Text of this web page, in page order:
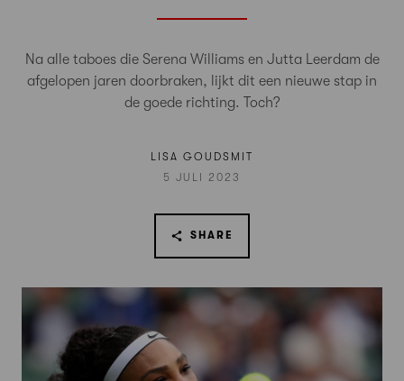
Na alle taboes die Serena Williams en Jutta Leerdam de
afgelopen jaren doorbraken, lijkt dit een nieuwe stap in
de goede richting. Toch?
LISA GOUDSMIT
5 JULI 2023
SHARE